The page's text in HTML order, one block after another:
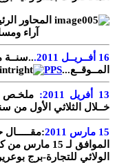
المحاور
آراء
16 أفــريــل 2011.
..سنــة
المــوقــع...PPS
13 أفريل 2011:
ملخـص
خــلال الثلاثي الأول من سنــة
15 مارس 2011 :
الموافق لـ
الولائي للتجارة-برج